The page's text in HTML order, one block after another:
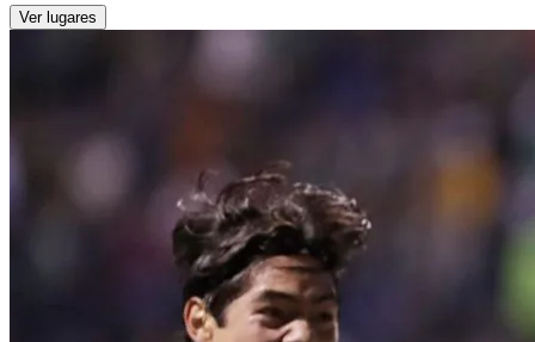
Ver lugares